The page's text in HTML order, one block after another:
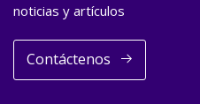
noticias y artículos
Contáctenos